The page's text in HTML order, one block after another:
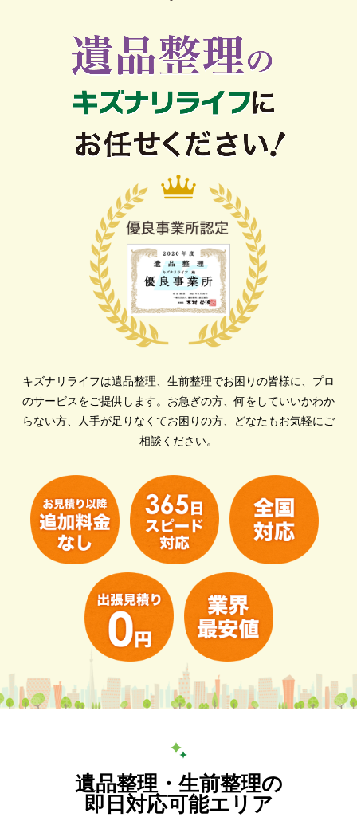
キズナリライフは遺品整理、生前整理でお困りの皆様に、プロ
のサービスをご提供します。 お急ぎの方、何をしていいかわか
らない方、人手が足りなくてお困りの方、どなたもお気軽にご
相談ください。
遺品整理・生前整理の
即日対応可能エリア